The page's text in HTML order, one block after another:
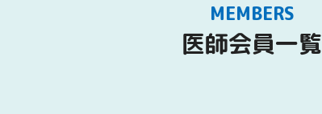
MEMBERS
医師会員一覧